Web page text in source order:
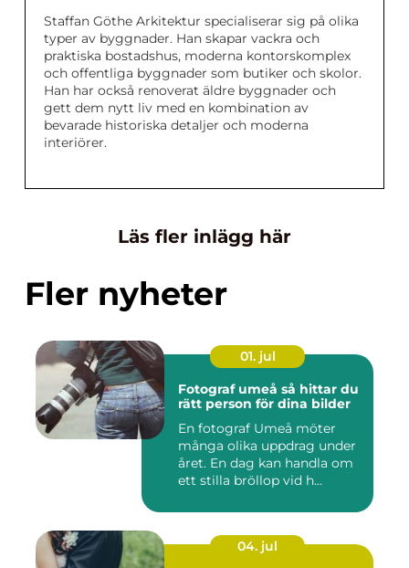
Staffan Göthe Arkitektur specialiserar sig på olika
typer av byggnader. Han skapar vackra och
praktiska bostadshus, moderna kontorskomplex
och offentliga byggnader som butiker och skolor.
Han har också renoverat äldre byggnader och
gett dem nytt liv med en kombination av
bevarade historiska detaljer och moderna
interiörer.
Läs fler inlägg här
Fler nyheter
01. jul
Fotograf umeå så hittar du
rätt person för dina bilder
En fotograf Umeå möter
många olika uppdrag under
året. En dag kan handla om
ett stilla bröllop vid h...
04. jul